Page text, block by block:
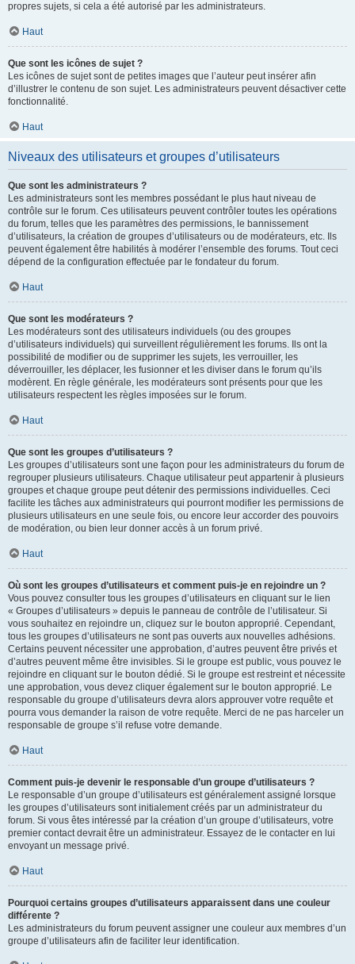
propres sujets, si cela a été autorisé par les administrateurs.
Haut
Que sont les icônes de sujet ?
Les icônes de sujet sont de petites images que l’auteur peut insérer afin
d’illustrer le contenu de son sujet. Les administrateurs peuvent désactiver cette
fonctionnalité.
Haut
Niveaux des utilisateurs et groupes d’utilisateurs
Que sont les administrateurs ?
Les administrateurs sont les membres possédant le plus haut niveau de
contrôle sur le forum. Ces utilisateurs peuvent contrôler toutes les opérations
du forum, telles que les paramètres des permissions, le bannissement
d’utilisateurs, la création de groupes d’utilisateurs ou de modérateurs, etc. Ils
peuvent également être habilités à modérer l’ensemble des forums. Tout ceci
dépend de la configuration effectuée par le fondateur du forum.
Haut
Que sont les modérateurs ?
Les modérateurs sont des utilisateurs individuels (ou des groupes
d’utilisateurs individuels) qui surveillent régulièrement les forums. Ils ont la
possibilité de modifier ou de supprimer les sujets, les verrouiller, les
déverrouiller, les déplacer, les fusionner et les diviser dans le forum qu’ils
modèrent. En règle générale, les modérateurs sont présents pour que les
utilisateurs respectent les règles imposées sur le forum.
Haut
Que sont les groupes d’utilisateurs ?
Les groupes d’utilisateurs sont une façon pour les administrateurs du forum de
regrouper plusieurs utilisateurs. Chaque utilisateur peut appartenir à plusieurs
groupes et chaque groupe peut détenir des permissions individuelles. Ceci
facilite les tâches aux administrateurs qui pourront modifier les permissions de
plusieurs utilisateurs en une seule fois, ou encore leur accorder des pouvoirs
de modération, ou bien leur donner accès à un forum privé.
Haut
Où sont les groupes d’utilisateurs et comment puis-je en rejoindre un ?
Vous pouvez consulter tous les groupes d’utilisateurs en cliquant sur le lien
« Groupes d’utilisateurs » depuis le panneau de contrôle de l’utilisateur. Si
vous souhaitez en rejoindre un, cliquez sur le bouton approprié. Cependant,
tous les groupes d’utilisateurs ne sont pas ouverts aux nouvelles adhésions.
Certains peuvent nécessiter une approbation, d’autres peuvent être privés et
d’autres peuvent même être invisibles. Si le groupe est public, vous pouvez le
rejoindre en cliquant sur le bouton dédié. Si le groupe est restreint et nécessite
une approbation, vous devez cliquer également sur le bouton approprié. Le
responsable du groupe d’utilisateurs devra alors approuver votre requête et
pourra vous demander la raison de votre requête. Merci de ne pas harceler un
responsable de groupe s’il refuse votre demande.
Haut
Comment puis-je devenir le responsable d’un groupe d’utilisateurs ?
Le responsable d’un groupe d’utilisateurs est généralement assigné lorsque
les groupes d’utilisateurs sont initialement créés par un administrateur du
forum. Si vous êtes intéressé par la création d’un groupe d’utilisateurs, votre
premier contact devrait être un administrateur. Essayez de le contacter en lui
envoyant un message privé.
Haut
Pourquoi certains groupes d’utilisateurs apparaissent dans une couleur
différente ?
Les administrateurs du forum peuvent assigner une couleur aux membres d’un
groupe d’utilisateurs afin de faciliter leur identification.